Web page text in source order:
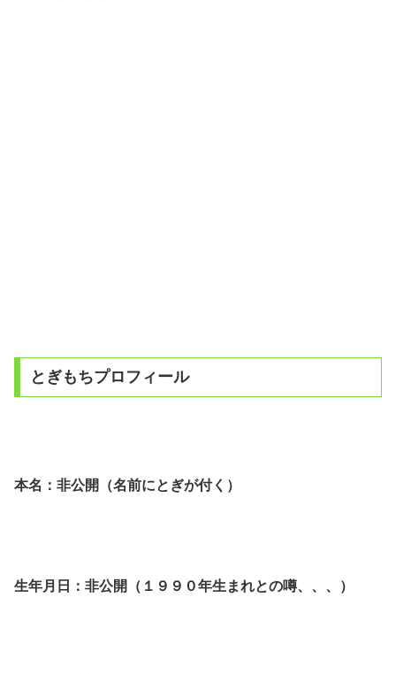
とぎもちプロフィール
本名：非公開（名前にとぎが付く）
生年月日：非公開（１９９０年生まれとの噂、、、）